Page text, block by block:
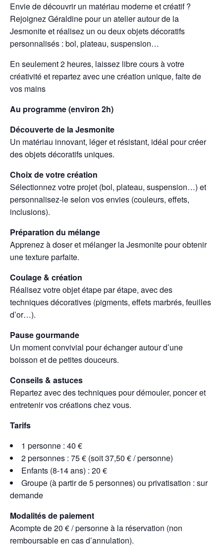
Envie de découvrir un matériau moderne et créatif ?
Rejoignez Géraldine pour un atelier autour de la
Jesmonite et réalisez un ou deux objets décoratifs
personnalisés : bol, plateau, suspension…
En seulement 2 heures, laissez libre cours à votre
créativité et repartez avec une création unique, faite de
vos mains
Au programme (environ 2h)
Découverte de la Jesmonite
Un matériau innovant, léger et résistant, idéal pour créer
des objets décoratifs uniques.
Choix de votre création
Sélectionnez votre projet (bol, plateau, suspension…) et
personnalisez-le selon vos envies (couleurs, effets,
inclusions).
Préparation du mélange
Apprenez à doser et mélanger la Jesmonite pour obtenir
une texture parfaite.
Coulage & création
Réalisez votre objet étape par étape, avec des
techniques décoratives (pigments, effets marbrés, feuilles
d’or…).
Pause gourmande
Un moment convivial pour échanger autour d’une
boisson et de petites douceurs.
Conseils & astuces
Repartez avec des techniques pour démouler, poncer et
entretenir vos créations chez vous.
Tarifs
1 personne : 40 €
2 personnes : 75 € (soit 37,50 € / personne)
Enfants (8-14 ans) : 20 €
Groupe (à partir de 5 personnes) ou privatisation : sur
demande
Modalités de paiement
Acompte de 20 € / personne à la réservation (non
remboursable en cas d’annulation).